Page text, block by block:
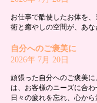
お仕事で酷使したお体を
術と癒やしの空間が、あな
自分へのご褒美に
2026年 7月 20日
頑張った自分へのご褒美
は、お客様のニーズに合わ
日々の疲れを忘れ、心か